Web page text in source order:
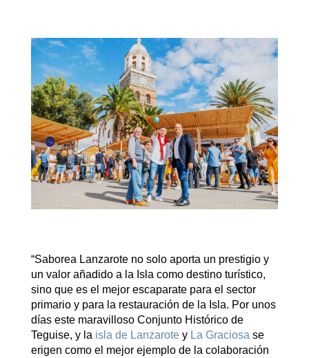
“Saborea Lanzarote no solo aporta un prestigio y
un valor añadido a la Isla como destino turístico,
sino que es el mejor escaparate para el sector
primario y para la restauración de la Isla. Por unos
días este maravilloso Conjunto Histórico de
Teguise, y la isla de Lanzarotey La Graciosa se
erigen como el mejor ejemplo de la colaboración